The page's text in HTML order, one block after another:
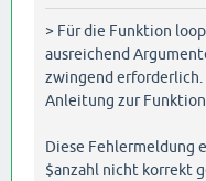
> Für die Funktion
ausreichend
zwingend
Anleitung zur Funktion.
Diese Fehlermeldung
$anzahl nicht korrekt